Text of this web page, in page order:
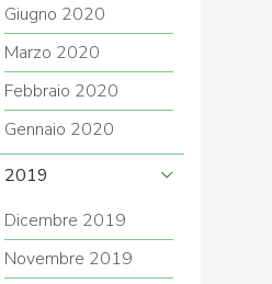
Giugno 2020
Marzo 2020
Febbraio 2020
Gennaio 2020
2019
Dicembre 2019
Novembre 2019